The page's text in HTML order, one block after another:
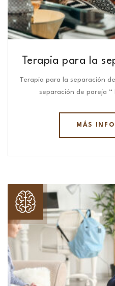
Terapia para la
Terapia para la separación
separación de pareja
MÁS